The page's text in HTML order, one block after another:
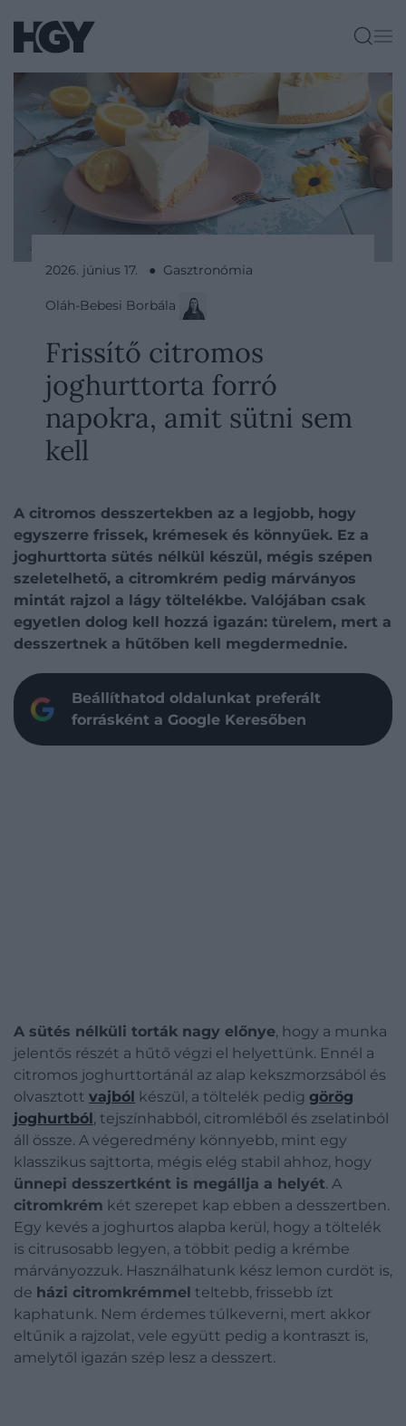
2026. június 17. ● Gasztronómia
Oláh-Bebesi Borbála
Frissítő citromos
joghurttorta forró
napokra, amit sütni sem
kell
A citromos desszertekben az a legjobb, hogy
egyszerre frissek, krémesek és könnyűek. Ez a
joghurttorta sütés nélkül készül, mégis szépen
szeletelhető, a citromkrém pedig márványos
mintát rajzol a lágy töltelékbe. Valójában csak
egyetlen dolog kell hozzá igazán: türelem, mert a
desszertnek a hűtőben kell megdermednie.
Beállíthatod oldalunkat preferált
forrásként a Google Keresőben
A sütés nélküli torták nagy előnye, hogy a munka
jelentős részét a hűtő végzi el helyettünk. Ennél a
citromos joghurttortánál az alap kekszmorzsából és
olvasztott vajból készül, a töltelék pedig görög
joghurtból, tejszínhabból, citromléből és zselatinból
áll össze. A végeredmény könnyebb, mint egy
klasszikus sajttorta, mégis elég stabil ahhoz, hogy
ünnepi desszertként is megállja a helyét. A
citromkrém két szerepet kap ebben a desszertben.
Egy kevés a joghurtos alapba kerül, hogy a töltelék
is citrusosabb legyen, a többit pedig a krémbe
márványozzuk. Használhatunk kész lemon curdöt is,
de házi citromkrémmel teltebb, frissebb ízt
kaphatunk. Nem érdemes túlkeverni, mert akkor
eltűnik a rajzolat, vele együtt pedig a kontraszt is,
amelytől igazán szép lesz a desszert.